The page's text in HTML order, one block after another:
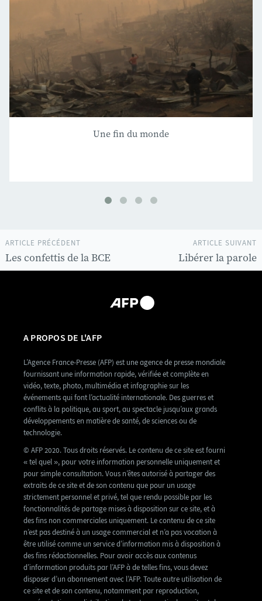
Une fin du monde
ARTICLE SUIVANT
Libérer la parole
ARTICLE PRÉCÉDENT
Les confettis de la BCE
A PROPOS DE L'AFP
L’Agence France-Presse (AFP) est une agence de presse mondiale
fournissant une information rapide, vérifiée et complète en
vidéo, texte, photo, multimédia et infographie sur les
événements qui font l’actualité internationale. Des guerres et
conflits à la politique, au sport, au spectacle jusqu’aux grands
développements en matière de santé, de sciences ou de
technologie.
© AFP 2020. Tous droits réservés. Le contenu de ce site est fourni
« tel quel », pour votre information personnelle uniquement et
pour simple consultation. Vous n’êtes autorisé à partager des
extraits de ce site et de son contenu que pour un usage
strictement personnel et privé, tel que rendu possible par les
fonctionnalités de partage mises à disposition sur ce site, et à
des fins non commerciales uniquement. Le contenu de ce site
n’est pas destiné à un usage commercial et n’a pas vocation à
être utilisé comme un service d’information mis à disposition à
des fins rédactionnelles. Pour avoir accès aux contenus
d’information produits par l’AFP à de telles fins, vous devez
disposer d’un abonnement avec l’AFP. Toute autre utilisation de
ce site et de son contenu, notamment par reproduction,